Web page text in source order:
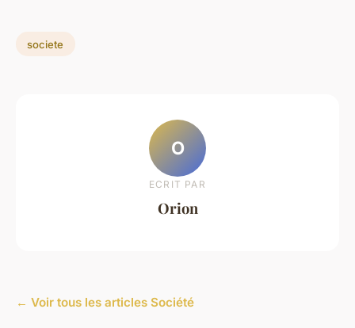
societe
O
ECRIT PAR
Orion
← Voir tous les articles Société